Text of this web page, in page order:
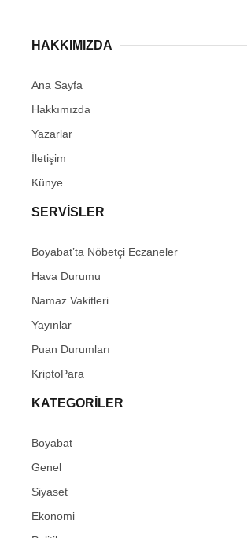
HAKKIMIZDA
Ana Sayfa
Hakkımızda
Yazarlar
İletişim
Künye
SERVISLER
Boyabat’ta Nöbetçi Eczaneler
Hava Durumu
Namaz Vakitleri
Yayınlar
Puan Durumları
KriptoPara
KATEGORILER
Boyabat
Genel
Siyaset
Ekonomi